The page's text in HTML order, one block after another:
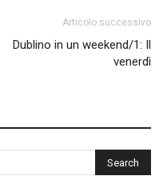
Articolo successivo
Dublino in un weekend/1: Il
venerdì